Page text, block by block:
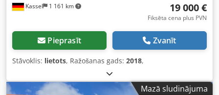
Kassel 1 161 km 19 000 €
Fiksēta cena plus PVN
Pieprasīt Zvanīt
Stāvoklis: lietots, Ražošanas gads: 2018,
Mazā sludinājuma